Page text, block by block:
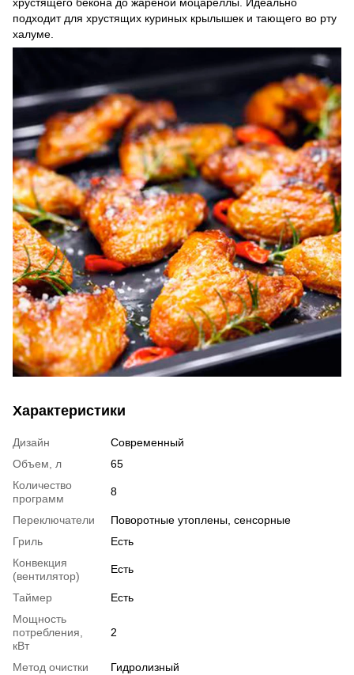
подходит для хрустящих куриных крылышек и тающего во рту
халуме.
Характеристики
Дизайн
Современный
Объем, л
65
Количество
программ
8
Переключатели
Поворотные утоплены, сенсорные
Гриль
Есть
Конвекция
(вентилятор)
Есть
Таймер
Есть
Мощность
потребления,
кВт
2
Метод очистки
Гидролизный